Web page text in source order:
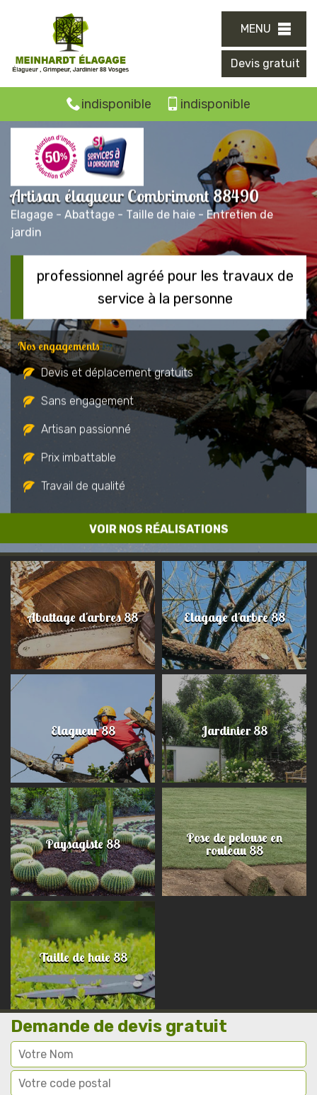
MENU
Devis gratuit
indisponible indisponible
Artisan élagueur Combrimont 88490
Elagage - Abattage - Taille de haie - Entretien de
jardin
VOIR NOS RÉALISATIONS
professionnel agréé pour les travaux de
service à la personne
Nos engagements
Devis et déplacement gratuits
Sans engagement
Artisan passionné
Prix imbattable
Travail de qualité
Abattage d'arbres 88 Elagage d'arbre 88
Elagueur 88 Jardinier 88
Paysagiste 88 Pose de pelouse en
rouleau 88
Taille de haie 88
Demande de devis gratuit